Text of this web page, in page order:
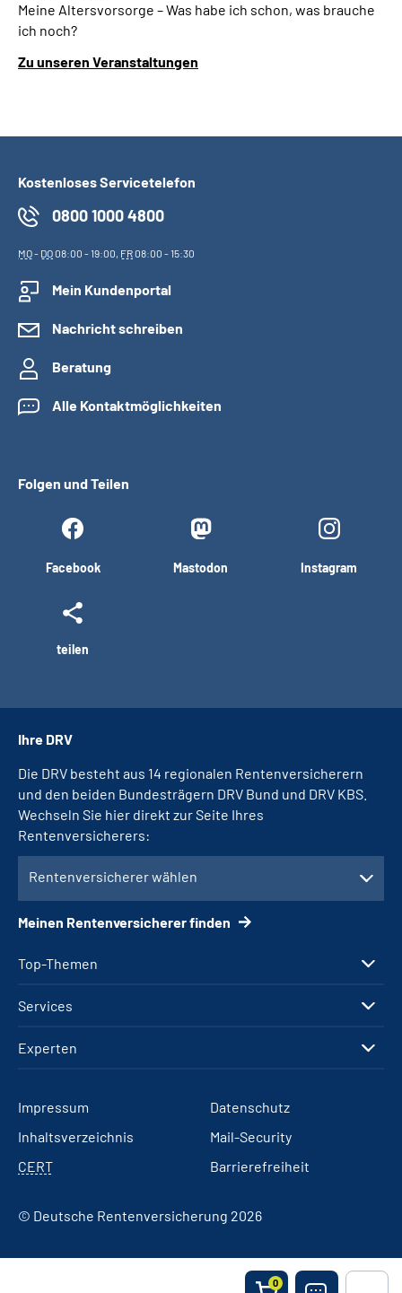
Meine Altersvorsorge – Was habe ich schon, was brauche
ich noch?
Zu unseren Veranstaltungen
0
Kostenloses Servicetelefon
0800 1000 4800
MO- DO08:00 - 19:00, FR08:00 - 15:30
Mein Kundenportal
Nachricht schreiben
Beratung
Alle Kontaktmöglichkeiten
Folgen und Teilen
Facebook Mastodon Instagram
teilen
Top-Themen
Services
Experten
Ihre DRV
Die DRV besteht aus 14 regionalen Rentenversicherern
und den beiden Bundesträgern DRV Bund und DRV KBS.
Wechseln Sie hier direkt zur Seite Ihres
Rentenversicherers:
Rentenversicherer wählen
Meinen Rentenversicherer finden
Impressum
Datenschutz
Inhaltsverzeichnis
Mail-Security
CERT
Barrierefreiheit
© Deutsche Rentenversicherung 2026